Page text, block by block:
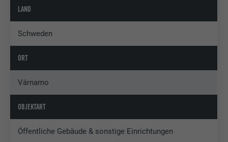
LAND
Schweden
ORT
Värnamo
OBJEKTART
Öffentliche Gebäude & sonstige Einrichtungen